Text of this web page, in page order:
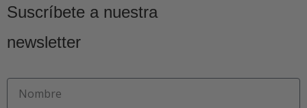
Suscríbete a nuestra
newsletter